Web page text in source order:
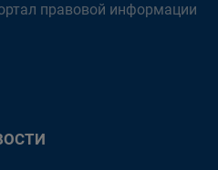
правовой информации